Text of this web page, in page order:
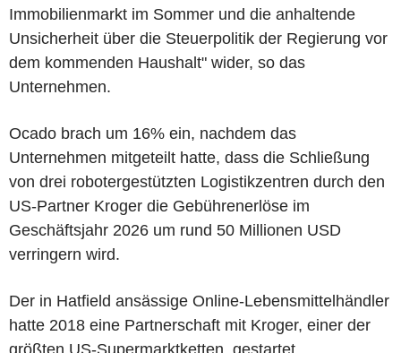
Immobilienmarkt im Sommer und die anhaltende
Unsicherheit über die Steuerpolitik der Regierung vor
dem kommenden Haushalt" wider, so das
Unternehmen.
Ocado brach um 16% ein, nachdem das
Unternehmen mitgeteilt hatte, dass die Schließung
von drei robotergestützten Logistikzentren durch den
US-Partner Kroger die Gebührenerlöse im
Geschäftsjahr 2026 um rund 50 Millionen USD
verringern wird.
Der in Hatfield ansässige Online-Lebensmittelhändler
hatte 2018 eine Partnerschaft mit Kroger, einer der
größten US-Supermarktketten, gestartet.